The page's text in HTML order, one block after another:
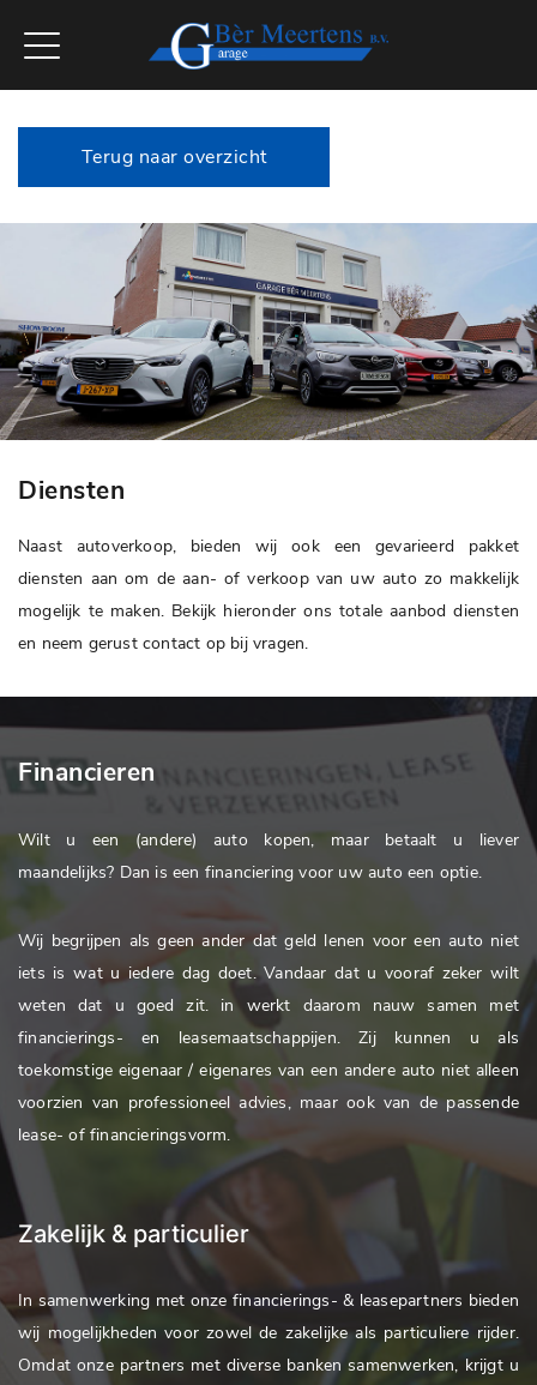
Terug naar overzicht
Diensten
Naast autoverkoop, bieden wij ook een gevarieerd pakket
diensten aan om de aan- of verkoop van uw auto zo makkelijk
mogelijk te maken. Bekijk hieronder ons totale aanbod diensten
en neem gerust contact op bij vragen.
Financieren
Wilt u een (andere) auto kopen, maar betaalt u liever
maandelijks? Dan is een financiering voor uw auto een optie.
Wij begrijpen als geen ander dat geld lenen voor een auto niet
iets is wat u iedere dag doet. Vandaar dat u vooraf zeker wilt
weten dat u goed zit. in werkt daarom nauw samen met
financierings- en leasemaatschappijen. Zij kunnen u als
toekomstige eigenaar / eigenares van een andere auto niet alleen
voorzien van professioneel advies, maar ook van de passende
lease- of financieringsvorm.
Zakelijk & particulier
In samenwerking met onze financierings- & leasepartners bieden
wij mogelijkheden voor zowel de zakelijke als particuliere rijder.
Omdat onze partners met diverse banken samenwerken, krijgt u